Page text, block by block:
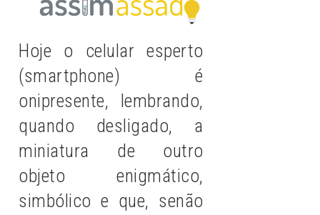
Hoje o celular esperto
(smartphone) é
onipresente, lembrando,
quando desligado, a
miniatura de outro
objeto enigmático,
simbólico e que, senão